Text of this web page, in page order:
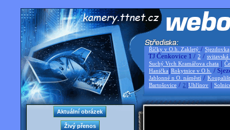
Říčky v O.h. Zakletý / Sjezdovka
TJ Čenkovice 1 / 2 / svitavská
Suchý Vrch Kramářova chata |
Hanička |Rokytnice v O.h. /
Jablonné n O. náměstí /
Bartošovice / 2 |Uhřínov |